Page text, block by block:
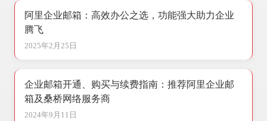
阿里企业邮箱：高效办公之选，功能强大助力企业
腾飞
2025年2月25日
企业邮箱开通、购买与续费指南：推荐阿里企业邮
箱及桑桥网络服务商
2024年9月11日